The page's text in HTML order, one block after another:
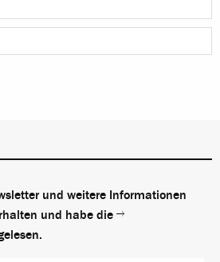
und weitere Informationen
und habe die